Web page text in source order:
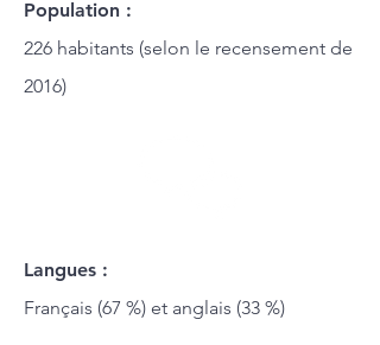
Population :
226 habitants (selon le recensement de
2016)
Langues :
Français (67 %) et anglais (33 %)